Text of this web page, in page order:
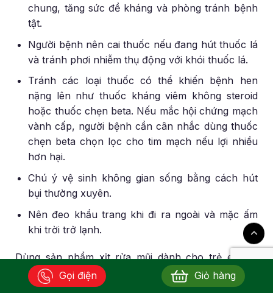
chung, tăng sức đề kháng và phòng tránh bệnh
tật.
Người bệnh nên cai thuốc nếu đang hút thuốc lá
và tránh phơi nhiễm thụ động với khói thuốc lá.
Tránh các loại thuốc có thể khiến bệnh hen
nặng lên như thuốc kháng viêm không steroid
hoặc thuốc chẹn beta. Nếu mắc hội chứng mạch
vành cấp, người bệnh cần cân nhắc dùng thuốc
chẹn beta chọn lọc cho tim mạch nếu lợi nhiều
hơn hại.
Chú ý vệ sinh không gian sống bằng cách hút
bụi thường xuyên.
Nên đeo khẩu trang khi đi ra ngoài và mặc ấm
khi trời trở lạnh.
Dùng sản phẩm xịt rửa mũi dành cho trẻ em và
người lớn hỗ trợ điều trị và phòng bệnh hen suyễn.
Trẻ em có thể dùng xịt rửa mũi cóNatri clorid,
Gọi điện Giỏ hàng